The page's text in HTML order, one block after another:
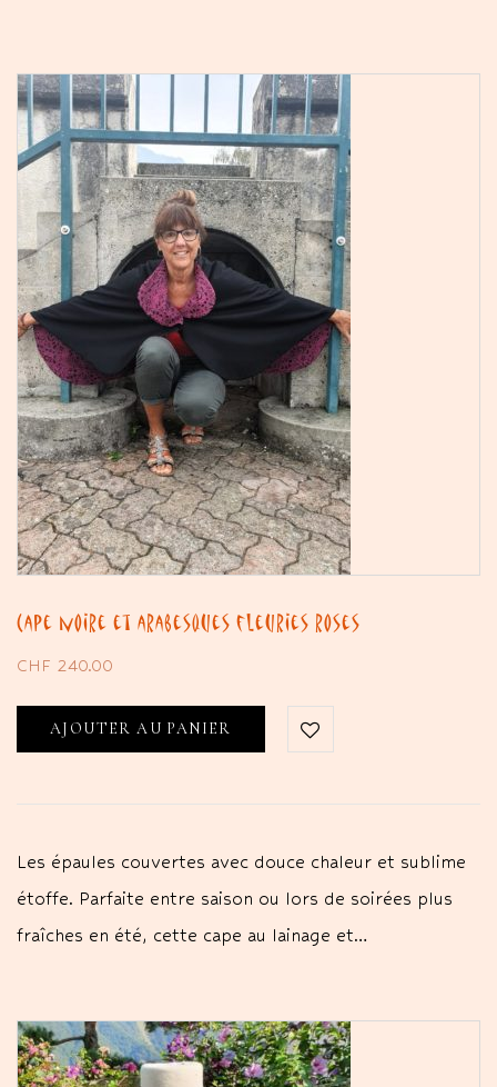
Cape noire et arabesques fleuries roses
CHF 240.00
AJOUTER AU PANIER
Les épaules couvertes avec douce chaleur et sublime
étoffe. Parfaite entre saison ou lors de soirées plus
fraîches en été, cette cape au lainage et…